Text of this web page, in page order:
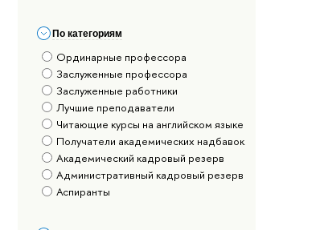
По категориям
Ординарные профессора
Заслуженные профессора
Заслуженные работники
Лучшие преподаватели
Читающие курсы на английском языке
Получатели академических надбавок
Академический кадровый резерв
Административный кадровый резерв
Аспиранты